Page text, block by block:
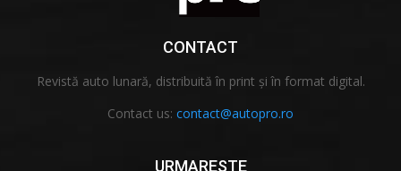
CONTACT
Revistă auto lunară, distribuită în print și în format digital.
Contact us: contact@autopro.ro
URMARESTE